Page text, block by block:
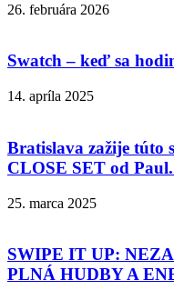
26. februára 2026
Swatch – keď sa
14. apríla 2025
Bratislava zažije túto
CLOSE SET od
25. marca 2025
SWIPE IT UP:
PLNÁ HUDBY A